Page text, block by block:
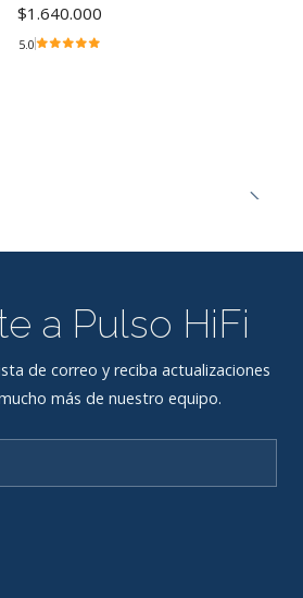
$1.640.000
5.0
a Pulso HiFi
de correo y reciba actualizaciones
más de nuestro equipo.